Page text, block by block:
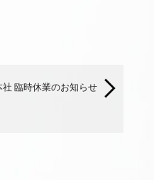
社 臨時休業のお知らせ